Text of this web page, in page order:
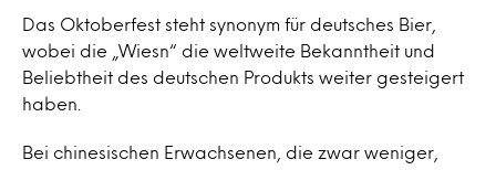
Das Oktoberfest steht synonym für deutsches Bier,
wobei die „Wiesn“ die weltweite Bekanntheit und
Beliebtheit des deutschen Produkts weiter gesteigert
haben.
Bei chinesischen Erwachsenen, die zwar weniger,